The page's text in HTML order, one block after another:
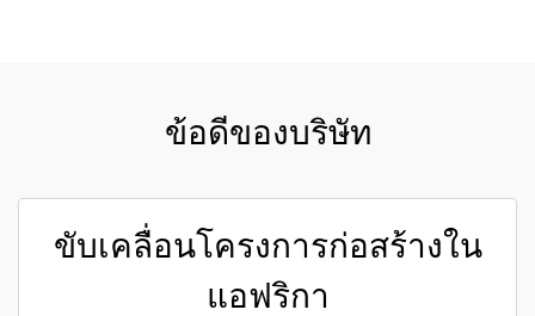
ข้อดีของบริษัท
ขับเคลื่อนโครงการก่อสร้างใน
แอฟริกา